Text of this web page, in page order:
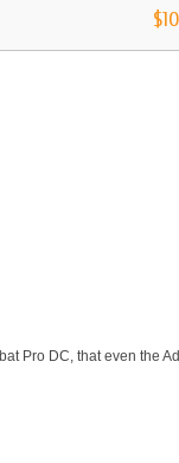
Pro DC, that even